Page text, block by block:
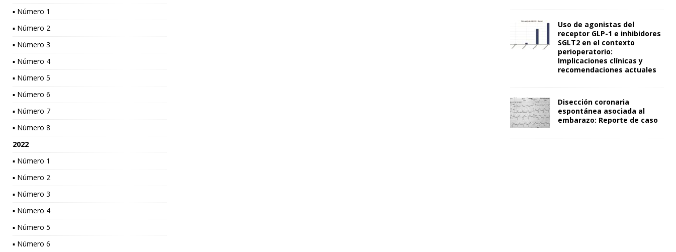
▪ Número 1
▪ Número 2
▪ Número 3
▪ Número 4
▪ Número 5
▪ Número 6
▪ Número 7
▪ Número 8
2022
▪ Número 1
▪ Número 2
▪ Número 3
▪ Número 4
▪ Número 5
▪ Número 6
Uso de agonistas del
receptor GLP-1 e inhibidores
SGLT2 en el contexto
perioperatorio:
Implicaciones clínicas y
recomendaciones actuales
Disección coronaria
espontánea asociada al
embarazo: Reporte de caso